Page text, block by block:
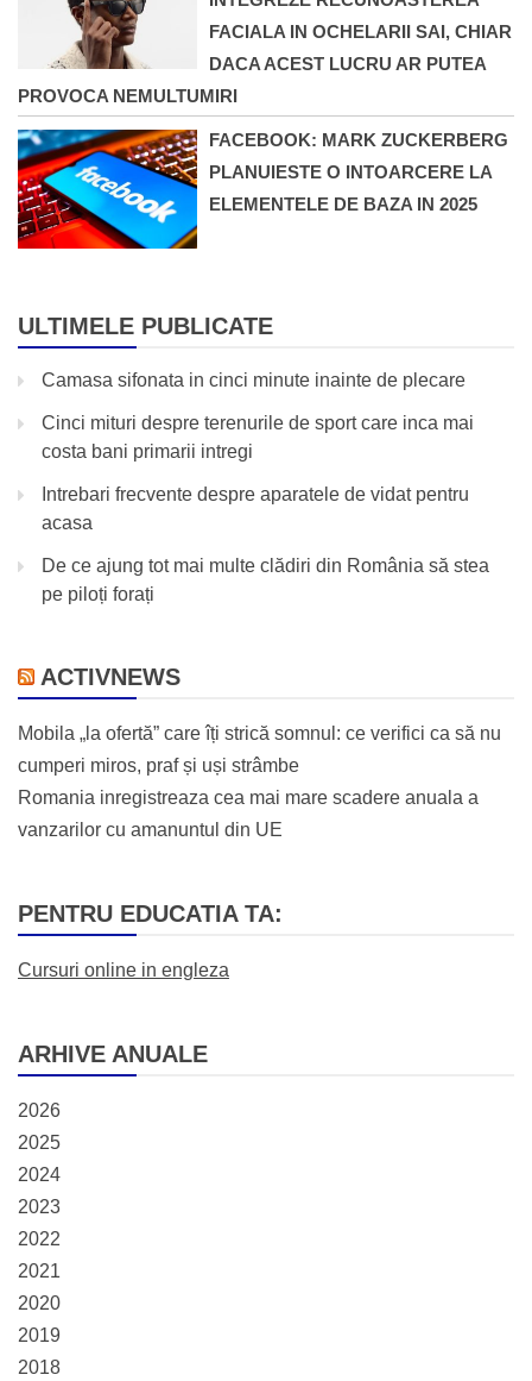
FACIALA IN OCHELARII SAI, CHIAR
DACA ACEST LUCRU AR PUTEA
PROVOCA NEMULTUMIRI
FACEBOOK: MARK ZUCKERBERG
PLANUIESTE O INTOARCERE LA
ELEMENTELE DE BAZA IN 2025
ULTIMELE PUBLICATE
Camasa sifonata in cinci minute inainte de plecare
Cinci mituri despre terenurile de sport care inca mai
costa bani primarii intregi
Intrebari frecvente despre aparatele de vidat pentru
acasa
De ce ajung tot mai multe clădiri din România să stea
pe piloți forați
ACTIVNEWS
Mobila „la ofertă” care îți strică somnul: ce verifici ca să nu
cumperi miros, praf și uși strâmbe
Romania inregistreaza cea mai mare scadere anuala a
vanzarilor cu amanuntul din UE
PENTRU EDUCATIA TA:
Cursuri online in engleza
ARHIVE ANUALE
2026
2025
2024
2023
2022
2021
2020
2019
2018